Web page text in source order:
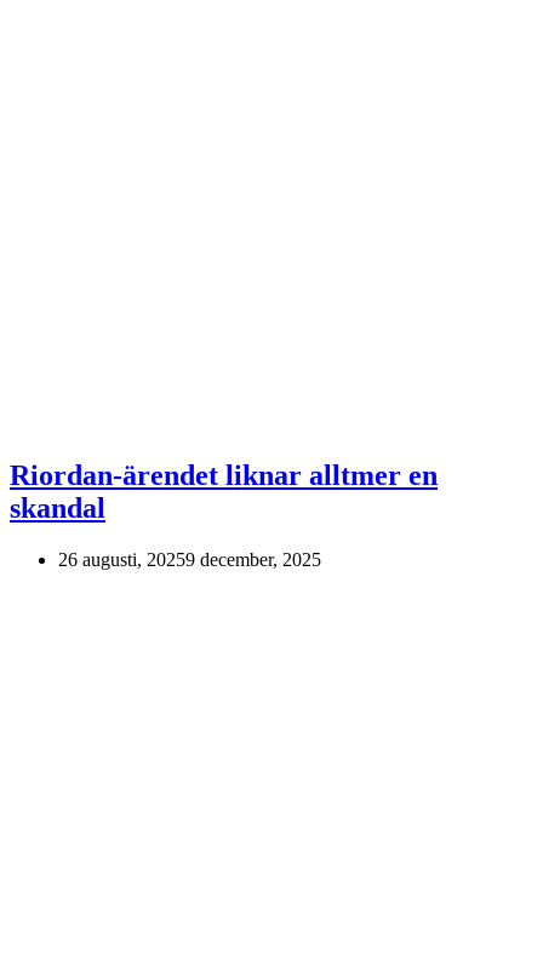
Riordan-ärendet liknar alltmer en
skandal
26 augusti, 20259 december, 2025